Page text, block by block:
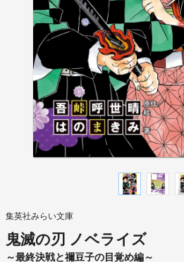
集英社みらい文庫
鬼滅の刃 ノベライズ
～最終決戦と禰豆子の目覚め編～